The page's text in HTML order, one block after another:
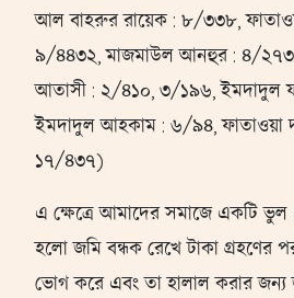
আল বাহরুর রায়েক : ৮/৩৩৮,
৯/৪৪৩২, মাজমাউল আনহুর : ৪/২৭৩,
আতাসী : ২/৪১০, ৩/১৯৬, ইমদাদুল
ইমদাদুল আহকাম : ৬/৯৪, ফাতাওয়া
১৭/৪৩৭)
এ ক্ষেত্রে আমাদের সমাজে একটি ভুল
হলো জমি বন্ধক রেখে টাকা গ্রহণের
ভোগ করে এবং তা হালাল করার জন্য